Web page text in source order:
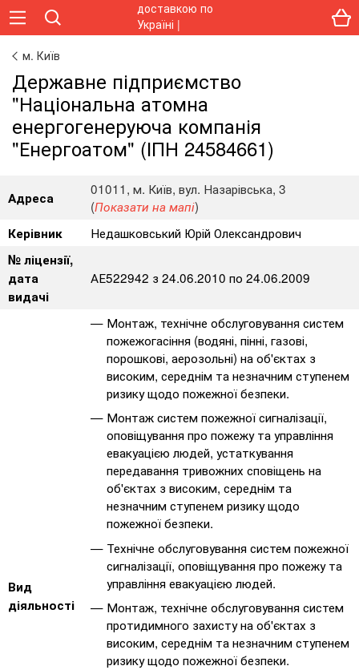
м. Київ
Державне підприємство
"Національна атомна
енергогенеруюча компанія
"Енергоатом" (ІПН 24584661)
Адреса
01011, м. Київ, вул. Назарівська, 3
(Показати на мапі)
Керівник
Недашковський Юрій Олександрович
№ ліцензії,
дата
видачі
АЕ522942 з 24.06.2010 по 24.06.2009
Вид
діяльності
Монтаж, технічне обслуговування систем
пожежогасіння (водяні, пінні, газові,
порошкові, аерозольні) на об'єктах з
високим, середнім та незначним ступенем
ризику щодо пожежної безпеки.
Монтаж систем пожежної сигналізації,
оповіщування про пожежу та управління
евакуацією людей, устаткування
передавання тривожних сповіщень на
об'єктах з високим, середнім та
незначним ступенем ризику щодо
пожежної безпеки.
Технічне обслуговування систем пожежної
сигналізації, оповіщування про пожежу та
управління евакуацією людей.
Монтаж, технічне обслуговування систем
протидимного захисту на об'єктах з
високим, середнім та незначним ступенем
ризику щодо пожежної безпеки.